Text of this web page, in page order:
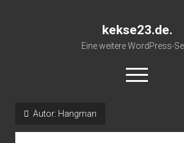
kekse23.de.
Eine weitere WordPress-
open
menu
Autor: Hangman